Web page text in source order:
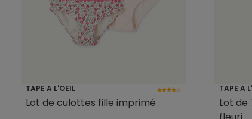
TAPE A L'OEIL
Lot de culottes fille imprimé
TAPE A
Lot de